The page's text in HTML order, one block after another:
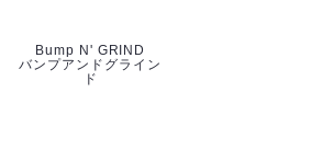
Bump N' GRIND
バンプアンドグライン
ド